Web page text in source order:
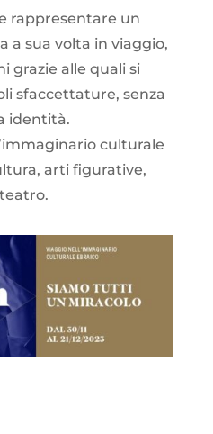
rappresentare un
a sua volta in viaggio,
grazie alle quali si
sfaccettature, senza
identità.
culturale
arti figurative,